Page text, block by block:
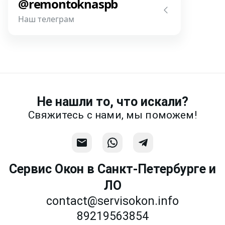
фотографии, размеры и пр.
@remontoknaspb
Наш телеграм
Связаться
Не нашли то, что искали?
Свяжитесь с нами, мы поможем!
Сервис Окон в Санкт-Петербурге и
ЛО
contact@servisokon.info
89219563854